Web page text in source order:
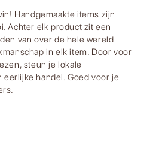
Handgemaakte items zijn
Achter elk product zit een
van over de hele wereld
in elk item. Door voor
steun je lokale
handel. Goed voor je